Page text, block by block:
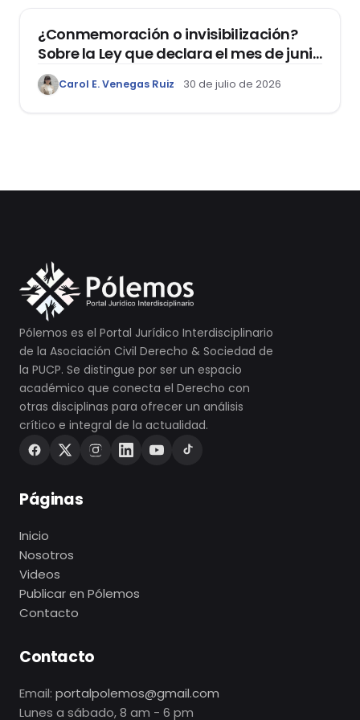
¿Conmemoración o invisibilización?
Sobre la Ley que declara el mes de junio
como el “Mes de la Vida y la Familia”
Carol E. Venegas Ruiz 30 de julio de 2026
Pólemos es el Portal Jurídico Interdisciplinario
de la Asociación Civil Derecho & Sociedad de
la PUCP. Se distingue por ser un espacio
académico que conecta el Derecho con
otras disciplinas para ofrecer un análisis
crítico e integral de la actualidad.
Páginas
Inicio
Nosotros
Videos
Publicar en Pólemos
Contacto
Contacto
Email: portalpolemos@gmail.com
Lunes a sábado, 8 am - 6 pm